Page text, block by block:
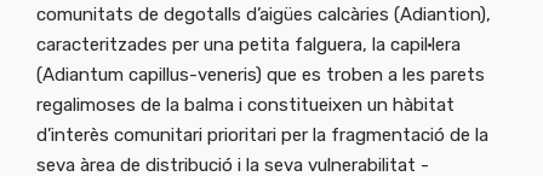
comunitats de degotalls d’aigües calcàries (Adiantion),
caracteritzades per una petita falguera, la capil·lera
(Adiantum capillus-veneris) que es troben a les parets
regalimoses de la balma i constitueixen un hàbitat
d’interès comunitari prioritari per la fragmentació de la
seva àrea de distribució i la seva vulnerabilitat -